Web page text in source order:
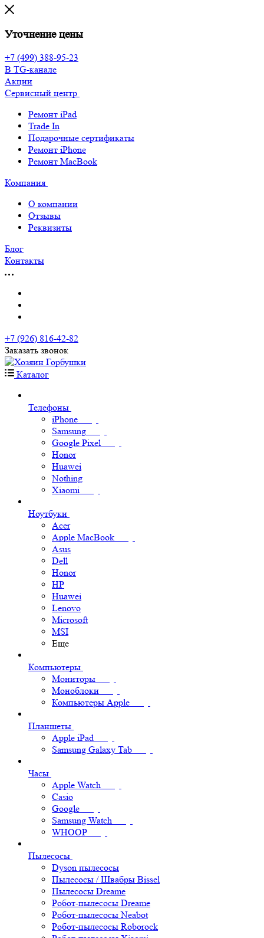
Уточнение цены
+7 (499) 388-95-23
В TG-канале
Акции
Сервисный центр
Ремонт iPad
Trade In
Подарочные сертификаты
Ремонт iPhone
Ремонт MacBook
Компания
О компании
Отзывы
Реквизиты
Блог
Контакты
+7 (926) 816-42-82
Заказать звонок
Каталог
Телефоны
iPhone
Samsung
Google Pixel
Honor
Huawei
Nothing
Xiaomi
Ноутбуки
Acer
Apple MacBook
Asus
Dell
Honor
HP
Huawei
Lenovo
Microsoft
MSI
Еще
Компьютеры
Мониторы
Моноблоки
Компьютеры Apple
Планшеты
Apple iPad
Samsung Galaxy Tab
Часы
Apple Watch
Casio
Google
Samsung Watch
WHOOP
Пылесосы
Dyson пылесосы
Пылесосы / Швабры Bissel
Пылесосы Dreame
Робот-пылесосы Dreame
Робот-пылесосы Neabot
Робот-пылесосы Roborock